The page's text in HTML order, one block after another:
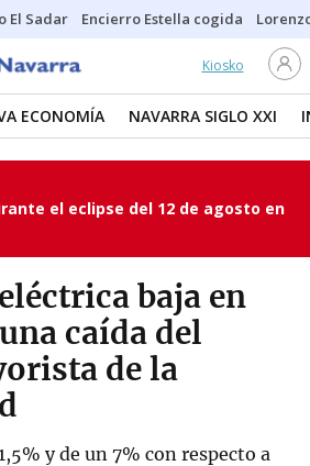
El Sadar Encierro Estella cogida
Kiosko
ECONOMÍA NAVARRA SIGLO XXI
el eclipse del 12 de agosto en
baja en
caída del
de la
y de un 7% con respecto a